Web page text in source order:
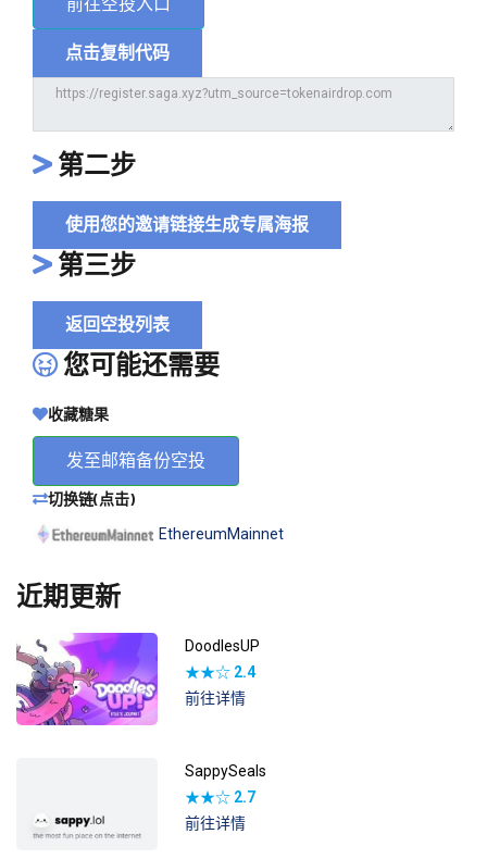
点击复制代码
第二步
使用您的邀请链接生成专属海报
第三步
返回空投列表
您可能还需要
收藏糖果
发至邮箱备份空投
切换链(点击)
EthereumMainnet
近期更新
DoodlesUP
★★☆ 2.4
前往详情
SappySeals
★★☆ 2.7
前往详情